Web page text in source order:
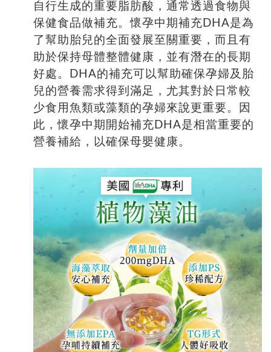
自行生成的重要脂肪酸，通常透過食物與
保健食品做補充。懷孕中期補充DHA是為
了幫助胎兒的全面發展至關重要，而且有
助於保持母體整體健康，並有潛在的長期
好處。DHA的補充可以幫助確保孕婦及胎
兒的營養需求得到滿足，尤其對於日常較
少食用魚類或藻類的孕婦來說更重要。因
此，懷孕中期開始補充DHA是相當重要的
營養補給，以確保母嬰健康。